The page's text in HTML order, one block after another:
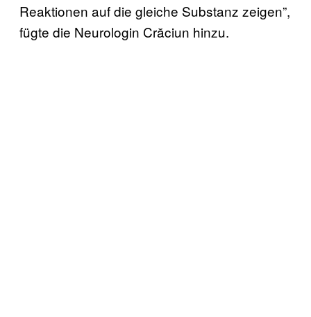
Reaktionen auf die gleiche Substanz zeigen”,
fügte die Neurologin Crăciun hinzu.